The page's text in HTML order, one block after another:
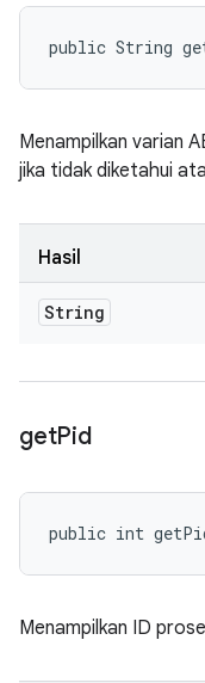
public String
Menampilkan varian
jika tidak diketahui
Hasil
String
getPid
public int
Menampilkan ID